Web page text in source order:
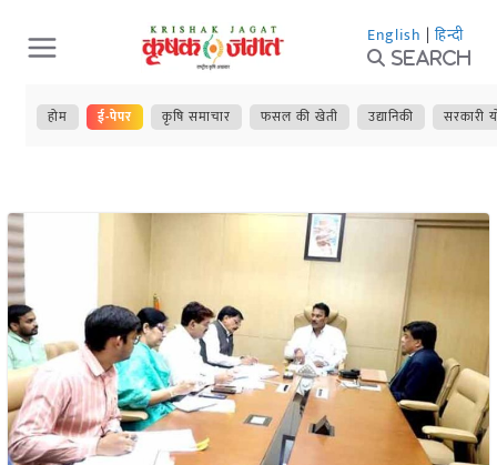
Skip
to
content
English | हिन्दी
Search
होम ई-पेपर कृषि समाचार फसल की खेती उद्यानिकी सरकारी